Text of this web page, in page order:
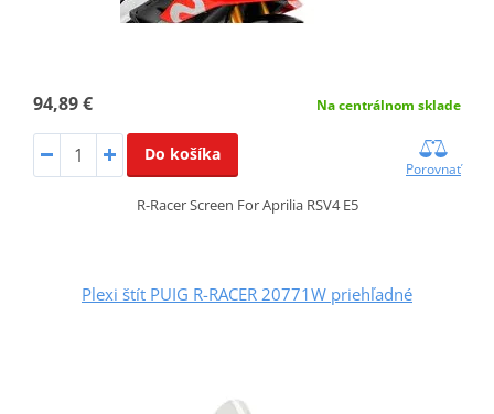
94,89 € Na centrálnom sklade
Do košíka
Porovnať
R-Racer Screen For Aprilia RSV4 E5
Plexi štít PUIG R-RACER 20771W priehľadné